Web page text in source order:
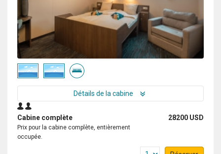
Détails de la cabine
Cabine complète 28200 USD
Prix pour la cabine complète, entièrement
occupée.